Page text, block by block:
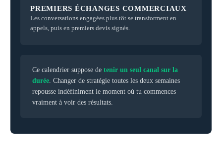
PREMIERS ÉCHANGES COMMERCIAUX
Les conversations engagées plus tôt se transforment en
appels, puis en premiers devis signés.
Ce calendrier suppose de tenir un seul canal sur la
durée. Changer de stratégie toutes les deux semaines
repousse indéfiniment le moment où tu commences
vraiment à voir des résultats.